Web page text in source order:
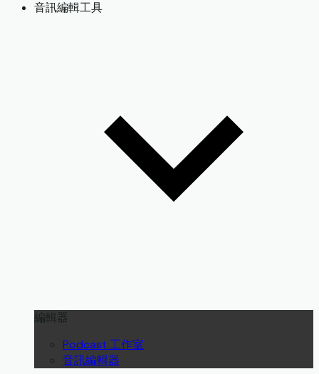
音訊編輯工具
編輯器
Podcast 工作室
音訊編輯器